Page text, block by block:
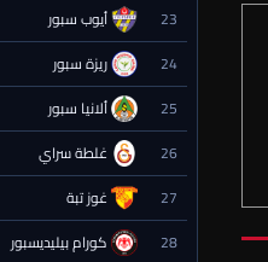
23 أيوب سبور
24 ريزة سبور
25 ألانيا سبور
26 غلطة سراي
27 غوز تبة
28 كورام بيليديسبور